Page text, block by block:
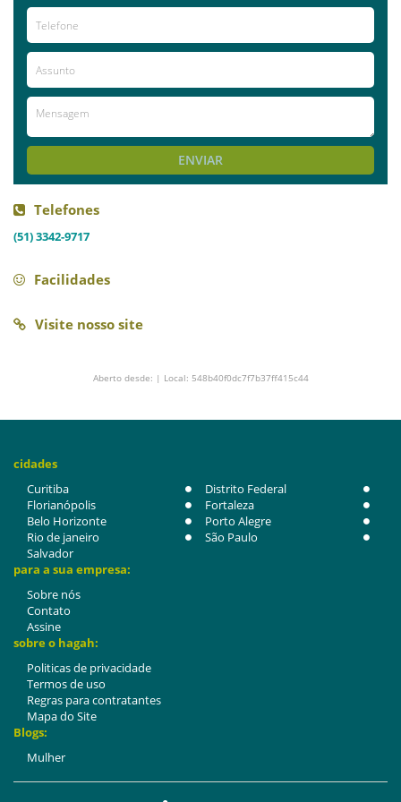
Já visitou este local?aproveite e deixe sua avaliação!
Avaliações
ENVIAR
Telefones
(51) 3342-9717
Facilidades
Visite nosso site
Aberto desde: | Local: 548b40f0dc7f7b37ff415c44
cidades
Curitiba
Distrito Federal
Florianópolis
Fortaleza
Belo Horizonte
Porto Alegre
Rio de janeiro
São Paulo
Salvador
para a sua empresa:
Sobre nós
Contato
Assine
sobre o hagah:
Politicas de privacidade
Termos de uso
Regras para contratantes
Mapa do Site
Blogs:
Mulher